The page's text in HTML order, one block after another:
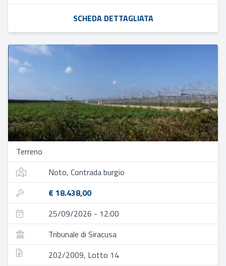
SCHEDA DETTAGLIATA
Terreno
Noto, Contrada burgio
€ 18.438,00
25/09/2026 - 12:00
Tribunale di Siracusa
202/2009, Lotto 14